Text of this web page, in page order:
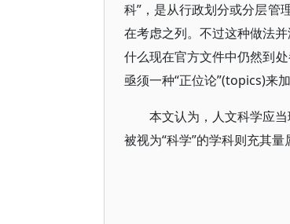
科”，是从行政划分或分层管
在考虑之列。不过这种做法
什么现在官方文件中仍然到
亟须一种“正位论”(topics)
本文认为，人文科学应
被视为“科学”的学科则充其量